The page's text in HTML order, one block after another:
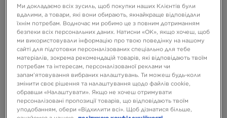
Ми докладаємо всіх зусиль, щоб покупки наших Клієнтів були
вдалими, а товари, які вони обирають, якнайкраще відповідали
їхнім потребам. Водночас ми робимо це з повним дотриманням
безпеки всіх персональних даних. Натисни «OK», якщо хочеш, щоб
ми використовували інформацію про твою поведінку на нашому
сайті для підготовки персоналізованих спеціально для тебе
матеріалів, зокрема рекомендацій товарів, які відповідають твоїм
потребам та інтересам, персоналізованої реклами чи
запам’ятовування вибраних налаштувань. Ти можеш будь-коли
змінити своє рішення та налаштування щодо файлів cookie,
обравши «Налаштувати». Якщо не хочеш отримувати
персоналізовані пропозиції товарів, що відповідають твоїм
уподобанням, обери «Відхилити всі». Щоб дізнатися більше,